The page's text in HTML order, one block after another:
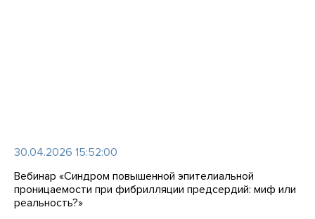
30.04.2026 15:52:00
Вебинар «Синдром повышенной эпителиальной
проницаемости при фибрилляции предсердий: миф или
реальность?»